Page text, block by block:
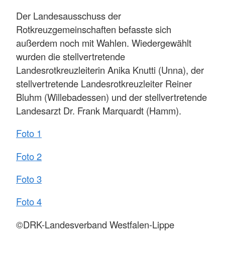
Der Landesausschuss der
Rotkreuzgemeinschaften befasste sich
außerdem noch mit Wahlen. Wiedergewählt
wurden die stellvertretende
Landesrotkreuzleiterin Anika Knutti (Unna), der
stellvertretende Landesrotkreuzleiter Reiner
Bluhm (Willebadessen) und der stellvertretende
Landesarzt Dr. Frank Marquardt (Hamm).
Foto 1
Foto 2
Foto 3
Foto 4
©DRK-Landesverband Westfalen-Lippe